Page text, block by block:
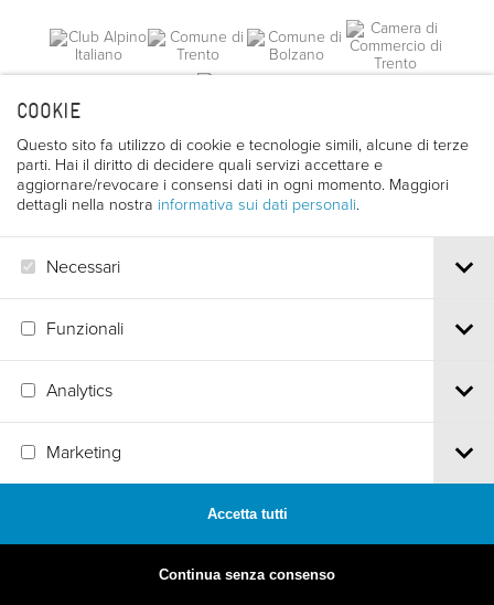
COOKIE
Questo sito fa utilizzo di cookie e tecnologie simili, alcune di terze
parti. Hai il diritto di decidere quali servizi accettare e
aggiornare/revocare i consensi dati in ogni momento. Maggiori
dettagli nella nostra informativa sui dati personali.
Necessari
Funzionali
Analytics
Marketing
Accetta tutti
Continua senza consenso